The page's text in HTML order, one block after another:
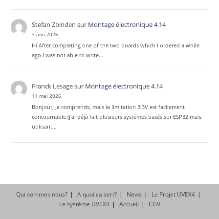
Stefan Zbinden sur Montage électronique 4.14
3 juin 2026
Hi After completing one of the two boards which I ordered a while
ago I was not able to write…
Franck Lesagesur Montage électronique 4.14
11 mai 2026
Bonjour, Je comprends, mais la limitation 3.3V est facilement
contournable (j'ai déjà fait plusieurs systèmes basés sur ESP32 mais
utilisant…
Qui sommes nous? A quoi ca sert? News
Le Projet UVEX4
Le système UVEX4
Accueil CGV